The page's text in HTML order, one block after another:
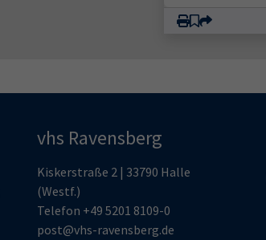
vhs Ravensberg
Kiskerstraße 2 | 33790 Halle
(Westf.)
Telefon +49 5201 8109-0
post@vhs-ravensberg.de